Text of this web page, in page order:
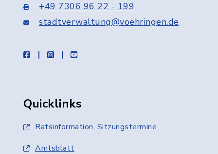
+49 7306 96 22 - 199
stadtverwaltung@voehringen.de
facebookinstagramyoutube
Quicklinks
Ratsinformation, Sitzungstermine
Amtsblatt